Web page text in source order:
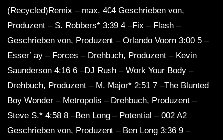
(Recycled)Remix – max. 404 Geschrieben von,
Produzent – ​​S. Robbers* 3:39 4 –Fix – Flash –
Geschrieben von, Produzent – ​​Orlando Voorn 3:00 5 –
Esser’ ay – Forces – Drehbuch, Produzent – ​​Kevin
Saunderson 4:16 6 –DJ Rush – Work Your Body –
Drehbuch, Produzent – ​​M. Major* 2:51 7 –The Blunted
Boy Wonder – Metropolis – Drehbuch, Produzent – ​​
Steve S.* 4:58 8 –Ben Long – Potential – 002 A2
Geschrieben von, Produzent – ​​Ben Long 3:36 9 –